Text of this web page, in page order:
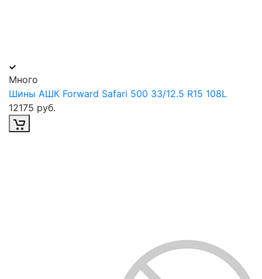
Много
Шины АШК Forward Safari 500 33/12.5 R15 108L
12175 руб.